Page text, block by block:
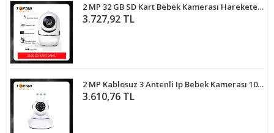
2 MP 32 GB SD Kart Bebek Kamerası Harekete Duyarlı Takip Kamerası ARNA-1232
3.727,92 TL
2 MP Kablosuz 3 Antenli Ip Bebek Kamerası 1080p ARNA-1233
3.610,76 TL